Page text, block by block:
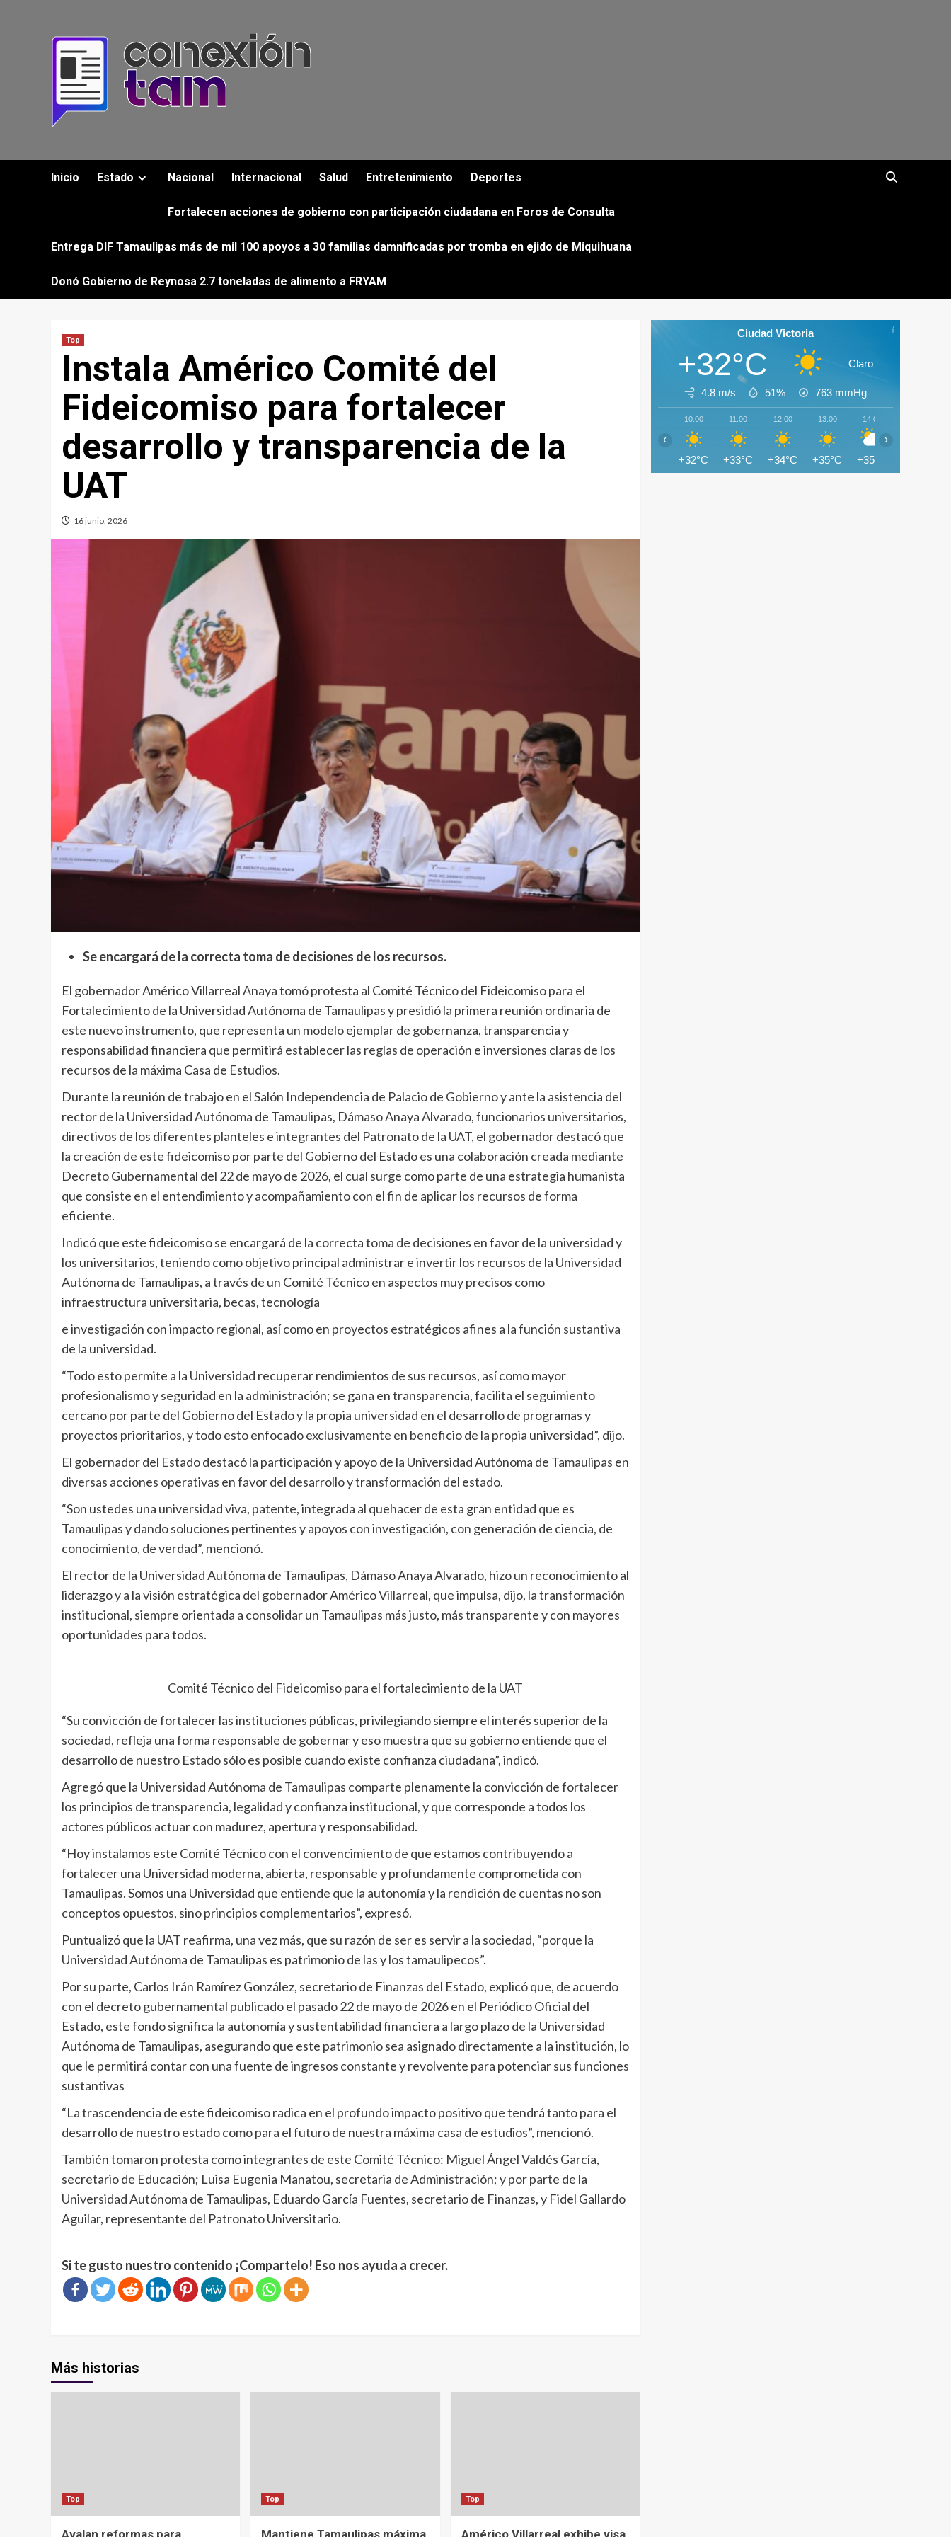
Inicio Estado Nacional Internacional Salud Entretenimiento Deportes
Fortalecen acciones de gobierno con participación ciudadana en Foros de Consulta
Entrega DIF Tamaulipas más de mil 100 apoyos a 30 familias damnificadas por tromba en ejido de Miquihuana
Donó Gobierno de Reynosa 2.7 toneladas de alimento a FRYAM
Top
Instala Américo Comité del
Fideicomiso para fortalecer
desarrollo y transparencia de la
UAT
16 junio, 2026
Se encargará de la correcta toma de decisiones de los recursos.
El gobernador Américo Villarreal Anaya tomó protesta al Comité Técnico del Fideicomiso para el
Fortalecimiento de la Universidad Autónoma de Tamaulipas y presidió la primera reunión ordinaria de
este nuevo instrumento, que representa un modelo ejemplar de gobernanza, transparencia y
responsabilidad financiera que permitirá establecer las reglas de operación e inversiones claras de los
recursos de la máxima Casa de Estudios.
Durante la reunión de trabajo en el Salón Independencia de Palacio de Gobierno y ante la asistencia del
rector de la Universidad Autónoma de Tamaulipas, Dámaso Anaya Alvarado, funcionarios universitarios,
directivos de los diferentes planteles e integrantes del Patronato de la UAT, el gobernador destacó que
la creación de este fideicomiso por parte del Gobierno del Estado es una colaboración creada mediante
Decreto Gubernamental del 22 de mayo de 2026, el cual surge como parte de una estrategia humanista
que consiste en el entendimiento y acompañamiento con el fin de aplicar los recursos de forma
eficiente.
Indicó que este fideicomiso se encargará de la correcta toma de decisiones en favor de la universidad y
los universitarios, teniendo como objetivo principal administrar e invertir los recursos de la Universidad
Autónoma de Tamaulipas, a través de un Comité Técnico en aspectos muy precisos como
infraestructura universitaria, becas, tecnología
e investigación con impacto regional, así como en proyectos estratégicos afines a la función sustantiva
de la universidad.
“Todo esto permite a la Universidad recuperar rendimientos de sus recursos, así como mayor
profesionalismo y seguridad en la administración; se gana en transparencia, facilita el seguimiento
cercano por parte del Gobierno del Estado y la propia universidad en el desarrollo de programas y
proyectos prioritarios, y todo esto enfocado exclusivamente en beneficio de la propia universidad”, dijo.
El gobernador del Estado destacó la participación y apoyo de la Universidad Autónoma de Tamaulipas en
diversas acciones operativas en favor del desarrollo y transformación del estado.
“Son ustedes una universidad viva, patente, integrada al quehacer de esta gran entidad que es
Tamaulipas y dando soluciones pertinentes y apoyos con investigación, con generación de ciencia, de
conocimiento, de verdad”, mencionó.
El rector de la Universidad Autónoma de Tamaulipas, Dámaso Anaya Alvarado, hizo un reconocimiento al
liderazgo y a la visión estratégica del gobernador Américo Villarreal, que impulsa, dijo, la transformación
institucional, siempre orientada a consolidar un Tamaulipas más justo, más transparente y con mayores
oportunidades para todos.
Comité Técnico del Fideicomiso para el fortalecimiento de la UAT
“Su convicción de fortalecer las instituciones públicas, privilegiando siempre el interés superior de la
sociedad, refleja una forma responsable de gobernar y eso muestra que su gobierno entiende que el
desarrollo de nuestro Estado sólo es posible cuando existe confianza ciudadana”, indicó.
Agregó que la Universidad Autónoma de Tamaulipas comparte plenamente la convicción de fortalecer
los principios de transparencia, legalidad y confianza institucional, y que corresponde a todos los
actores públicos actuar con madurez, apertura y responsabilidad.
“Hoy instalamos este Comité Técnico con el convencimiento de que estamos contribuyendo a
fortalecer una Universidad moderna, abierta, responsable y profundamente comprometida con
Tamaulipas. Somos una Universidad que entiende que la autonomía y la rendición de cuentas no son
conceptos opuestos, sino principios complementarios”, expresó.
Puntualizó que la UAT reafirma, una vez más, que su razón de ser es servir a la sociedad, “porque la
Universidad Autónoma de Tamaulipas es patrimonio de las y los tamaulipecos”.
Por su parte, Carlos Irán Ramírez González, secretario de Finanzas del Estado, explicó que, de acuerdo
con el decreto gubernamental publicado el pasado 22 de mayo de 2026 en el Periódico Oficial del
Estado, este fondo significa la autonomía y sustentabilidad financiera a largo plazo de la Universidad
Autónoma de Tamaulipas, asegurando que este patrimonio sea asignado directamente a la institución, lo
que le permitirá contar con una fuente de ingresos constante y revolvente para potenciar sus funciones
sustantivas
“La trascendencia de este fideicomiso radica en el profundo impacto positivo que tendrá tanto para el
desarrollo de nuestro estado como para el futuro de nuestra máxima casa de estudios”, mencionó.
También tomaron protesta como integrantes de este Comité Técnico: Miguel Ángel Valdés García,
secretario de Educación; Luisa Eugenia Manatou, secretaria de Administración; y por parte de la
Universidad Autónoma de Tamaulipas, Eduardo García Fuentes, secretario de Finanzas, y Fidel Gallardo
Aguilar, representante del Patronato Universitario.
Si te gusto nuestro contenido ¡Compartelo! Eso nos ayuda a crecer.
Más historias
Top
Avalan reformas para
Top
Mantiene Tamaulipas máxima
Top
Américo Villarreal exhibe visa
Ciudad Victoria
+32°C Claro
4.8 m/s 51% 763 mmHg
10:00
+32°C
11:00
+33°C
12:00
+34°C
13:00
+35°C
14:00
+35°C
‹ ›